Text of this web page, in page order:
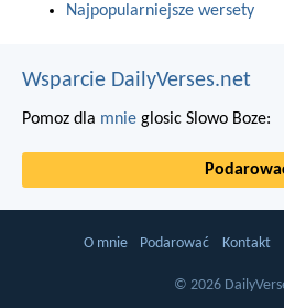
Najpopularniejsze wersety
Wsparcie DailyVerses.net
Pomoz dla mnie glosic Slowo Boze:
O mnie Podarować Kontakt
© 2026